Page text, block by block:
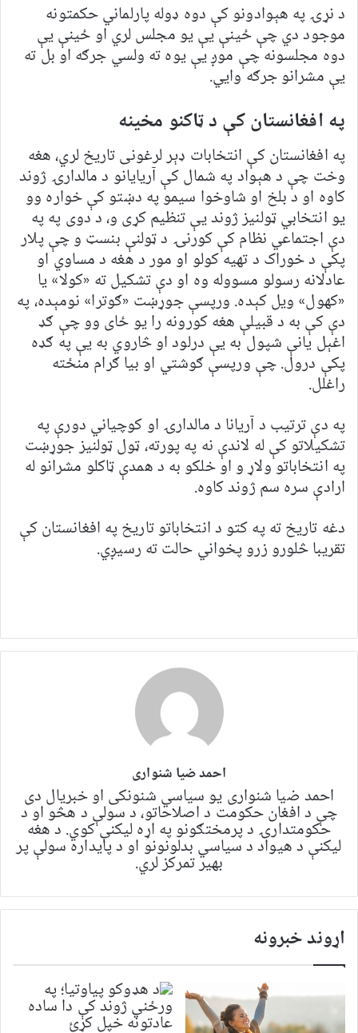
د نړۍ په هېوادونو کې دوه ډوله پارلماني حکمتونه
موجود دي چې ځينې يې يو مجلس لري او ځينې يې
دوه مجلسونه چې موږ یې يوه ته ولسي جرګه او بل ته
يې مشرانو جرګه وايي.
په افغانستان کې د ټاکنو مخینه
په افغانستان کې انتخابات ډېر لرغونی تاريخ لري، هغه
وخت چې د هېواد په شمال کې آريايانو د مالدارۍ ژوند
کاوه او د بلخ او شاوخوا سيمو په دښتو کې خواره وو
يو انتخابي ټولنيز ژوند يې تنظيم کړی و، د دوی په په
دې اجتماعي نظام کې کورنۍ د ټولنې بنسټ و چې پلار
پکې د خوراک د تهیه کولو او مور د هغه د مساوي او
عادلانه رسولو مسووله وه او دې تشکيل ته «کولا» يا
«کهول» ويل کېده. ورپسې جوړښت «ګوترا» نومېده، په
دې کې به د قبيلې هغه کورونه را يو ځای وو چې ګډ
اغېل يانې شپول به يې درلود او څاروي به يې په ګډه
پکې درول. چې ورپسې ګوشتي او بيا ګرام منځته
راغلل.
په دې ترتيب د آريانا د مالدارۍ او کوچياني دورې په
تشکیلاتو کې له لاندې نه په پورته، ټول ټولنيز جوړښت
په انتخاباتو ولاړ و او خلکو به د همدې ټاکلو مشرانو له
ارادې سره سم ژوند کاوه.
دغه تاريخ ته په کتو د انتخاباتو تاريخ په افغانستان کې
تقريبا څلورو زرو پخواني حالت ته رسيږي.
احمد ضیا شنواری
احمد ضیا شنواری یو سياسي شنونکی او خبریال دی
چې د افغان حکومت د اصلاحاتو، د سولې د هڅو او د
حکومتدارۍ د پرمختګونو په اړه لیکنې کوي. د هغه
لیکنې د هیواد د سیاسي بدلونونو او د پایداره سولې پر
بهیر تمرکز لري.
اړوند خبرونه